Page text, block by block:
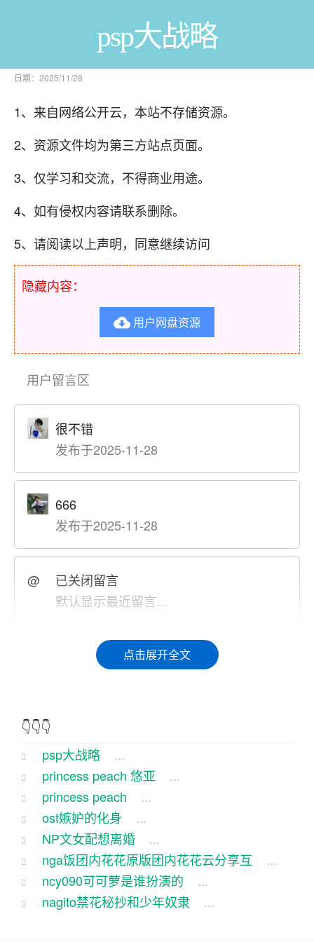
psp大战略
日期：2025/11/28
1、来自网络公开云，本站不存储资源。
2、资源文件均为第三方站点页面。
3、仅学习和交流，不得商业用途。
4、如有侵权内容请联系删除。
5、请阅读以上声明，同意继续访问
隐藏内容：
 用户网盘资源
用户留言区
很不错
发布于2025-11-28
666
发布于2025-11-28
@
已关闭留言
默认显示最近留言...
话说在某个小镇上，有个年轻人名叫阿强，他的爱
好就是玩PSP，尤其是PSP大战略这款游戏。阿强
军，所向披靡。
有一天，阿强在游戏里遇到了一位名叫小美的女玩
家。小美也是个PSP，而且还是大战略的高手。两
人在游戏中一见钟情，以后成了游戏里的拍档。现
实中的阿强却有些自卑，因为他知道自己和小美差
得远了。
为了能和小美走得更近，阿强开始努力学。他白天
去上班，晚上回家研究大战略的战术。终于，在一
点击展开全文
👇👇👇
psp大战略
...
princess peach 悠亚
...
princess peach
...
ost嫉妒的化身
...
NP文女配想离婚
...
nga饭团内花花原版团内花花云分享互
...
ncy090可可萝是谁扮演的
...
nagito禁花秘抄和少年奴隶
...